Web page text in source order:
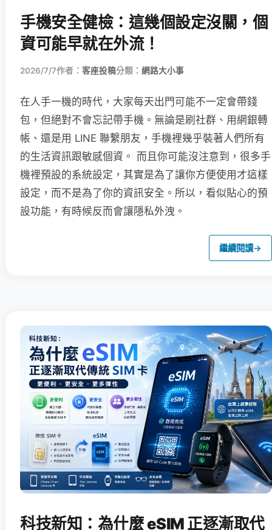
手機安全健檢：這幾個設定沒關，個
資可能早就在外流！
2026/7/7作者： 客座投稿分類： 網路大小事
在人手一機的時代，大家每天出門可能不一定會帶錢
包，但絕對不會忘記帶手機。無論是刷社群、用網銀轉
帳、還是用 LINE 聯繫朋友，手機裡幾乎裝著人們所有
的生活資訊跟敏感個資。 而且你可能沒注意到，很多手
機裡預設的系統設定，其實是為了讓你方便使用才這樣
設定，而不是為了你的資訊安全。所以，看似貼心的預
設功能，有時候反而會讓隱私外洩。
繼續閱讀→
科技新知：為什麼 eSIM 正逐漸取代